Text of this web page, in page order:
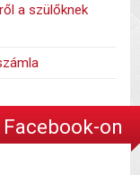
a szülőknek
on